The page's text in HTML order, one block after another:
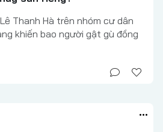
Thanh Hà trên nhóm cư dân
khiến bao người gật gù đồng